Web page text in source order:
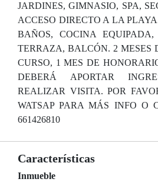
JARDINES, GIMNASIO, SPA,
ACCESO DIRECTO A LA
BAÑOS, COCINA EQUIPADA,
TERRAZA, BALCÓN. 2 MESES
CURSO, 1 MES DE
DEBERÁ APORTAR
REALIZAR VISITA. POR
WATSAP PARA MÁS INFO O
661426810
Características
Inmueble